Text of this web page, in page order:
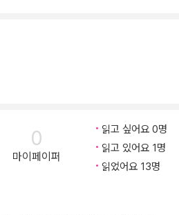
팽이에게 이야기해 주었어요. 미국
인 아줌마가 있고, 이집트에 가면 산만
을 따라가고 싶었지요. 이제 팽이는 어
야기 속의 주인공들은 또 누구일까
는 바람과 달팽이의 따뜻한 만남을 통
0
마이페이퍼
읽고 싶어요 0명
읽고 있어요 1명
읽었어요 13명